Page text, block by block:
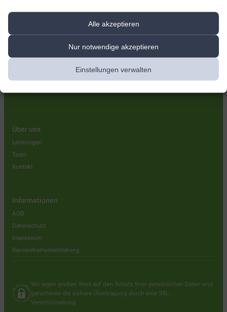
Alle akzeptieren
Nur notwendige akzeptieren
Einstellungen verwalten
+49-7162/93 17 08
+49-7162/93 17 09
Über uns
Leistungen
Team
Kontakt
Informationen
AGB
Datenschutz
Impressum
Barrierefreiheitserklärung
Wir legen großen Wert auf den Schutz Ihrer persönlichen Daten und
garantieren die sichere Übertragung durch eine SSL-
Verschlüsselung.